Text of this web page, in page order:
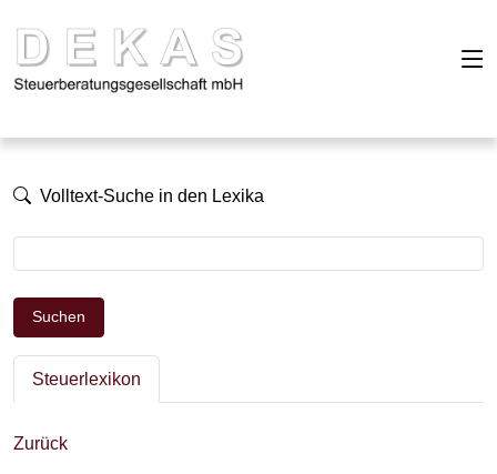
Volltext-Suche in den Lexika
Suchen
Steuerlexikon
Zurück